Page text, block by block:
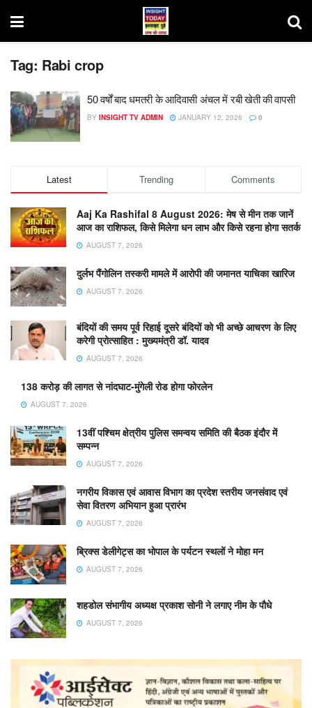
Tag: Rabi crop
50 वर्षों बाद धमतरी के आदिवासी अंचल में रबी खेती की वापसी
BY INSIGHT TV ADMIN JANUARY 12, 2026 0
Latest Trending Comments
Aaj Ka Rashifal 8 August 2026: मेष से मीन तक जानें
आज का राशिफल, किसे मिलेगा धन लाभ और किसे रहना होगा सतर्क
AUGUST 7, 2026
दुर्लभ पैंगोलिन तस्करी मामले में आरोपी की जमानत याचिका खारिज
AUGUST 7, 2026
बंदियों की समय पूर्व रिहाई दूसरे बंदियों को भी अच्छे आचरण के लिए
करेगी प्रोत्साहित : मुख्यमंत्री डॉ. यादव
AUGUST 7, 2026
138 करोड़ की लागत से नांदघाट-मुंगेली रोड होगा फोरलेन
AUGUST 7, 2026
13वीं पश्चिम क्षेत्रीय पुलिस समन्वय समिति की बैठक इंदौर में
सम्पन्न
AUGUST 7, 2026
नगरीय विकास एवं आवास विभाग का प्रदेश स्तरीय जनसंवाद एवं
सेवा वितरण अभियान हुआ प्रारंभ
AUGUST 7, 2026
ब्रिक्स डेलीगेट्स का भोपाल के पर्यटन स्थलों ने मोहा मन
AUGUST 7, 2026
शहडोल संभागीय अध्यक्ष प्रकाश सोनी ने लगाए नीम के पौधे
AUGUST 7, 2026